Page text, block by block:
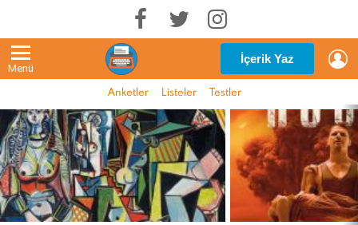
Menü
İçerik Yaz
Anketler Listeler Testler
EN
YENI
İÇERIKLER